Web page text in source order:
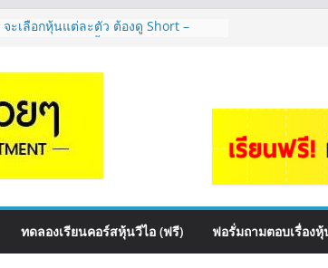
จะเลือกหุ้นแต่ละตัว ต้องดู Short –
ระยะยาว อุตสาหกรรมไหนดี? | Q&A
กล้วยๆ EP.1163
หุ้นซอสภูเขาทอง Sauce เหมาะถือเป็น
หุ้นปันผลไหม? | Q&A กล้วยๆ EP.1166
รีวิวงบกลุ่ม Bank หุ้นไหนเหมาะถือเอา
“ปันผล” | EP.175
ทดลองเรียนคอร์สหุ้นวีไอ (ฟรี) ฟอรั่มถามตอบเรื่อง